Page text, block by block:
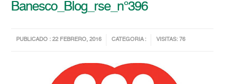
Banesco_Blog_rse_n°396
PUBLICADO : 22 FEBRERO, 2016 CATEGORIA : VISITAS: 76